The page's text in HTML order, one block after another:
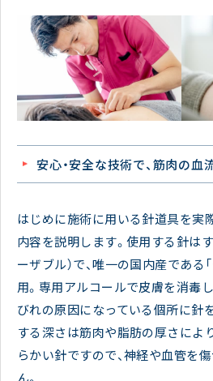
安心・安全な技術で、筋肉の血
はじめに施術に用いる針道具を実
内容を説明します。使用する針は
ーザブル）で、唯一の国内産である
用。専用アルコールで皮膚を消毒
びれの原因になっている個所に針
する深さは筋肉や脂肪の厚さによ
らかい針ですので、神経や血管を
ん。